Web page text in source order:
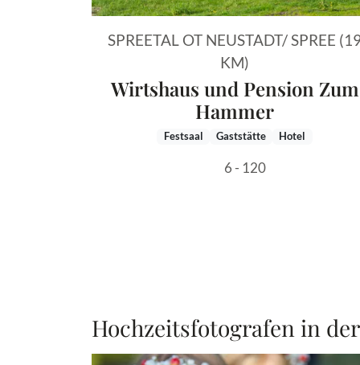
SPREETAL OT NEUSTADT/ SPREE
KM)
Wirtshaus und Pension Zum
Hammer
Festsaal Gaststätte Hotel
6 - 120
Hochzeitsfotografen in